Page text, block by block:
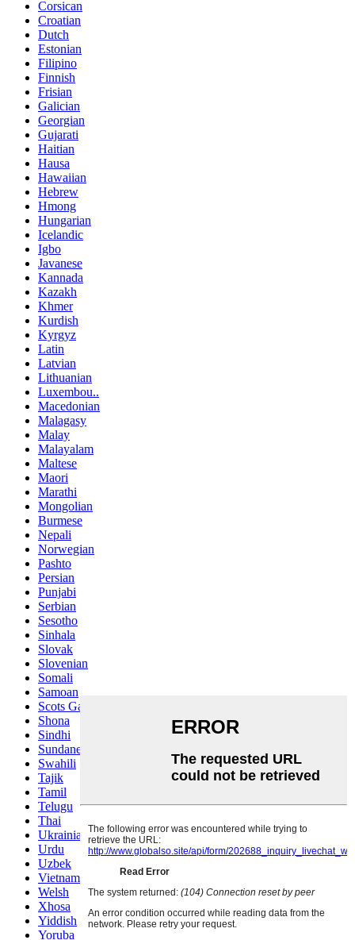
Corsican
Croatian
Dutch
Estonian
Filipino
Finnish
Frisian
Galician
Georgian
Gujarati
Haitian
Hausa
Hawaiian
Hebrew
Hmong
Hungarian
Icelandic
Igbo
Javanese
Kannada
Kazakh
Khmer
Kurdish
Kyrgyz
Latin
Latvian
Lithuanian
Luxembou..
Macedonian
Malagasy
Malay
Malayalam
Maltese
Maori
Marathi
Mongolian
Burmese
Nepali
Norwegian
Pashto
Persian
Punjabi
Serbian
Sesotho
Sinhala
Slovak
Slovenian
Somali
Samoan
Scots Gaelic
Shona
Sindhi
Sundanese
Swahili
Tajik
Tamil
Telugu
Thai
Ukrainian
Urdu
Uzbek
Vietnamese
Welsh
Xhosa
Yiddish
Yoruba